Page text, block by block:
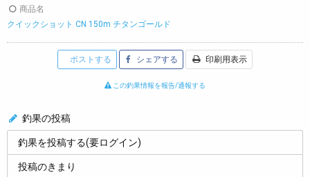
釣果の投稿
釣果を投稿する(要ログイン)
投稿のきまり
商品名
クイックショット CN 150m チタンゴールド
ポストする シェアする 印刷用表示
この釣果情報を報告/通報する